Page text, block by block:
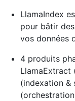
LlamaIndex
pour bâtir
vos données
4 produits
LlamaExtract
(indexation &